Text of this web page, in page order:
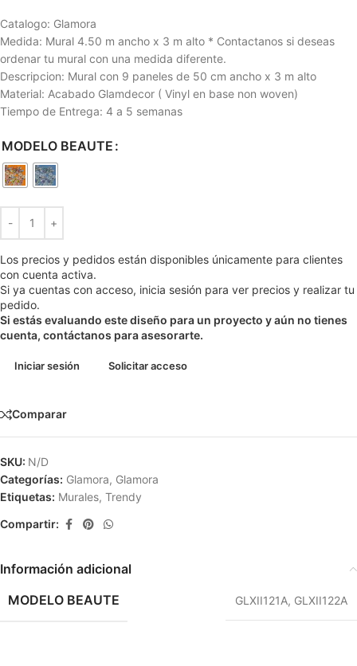
Catalogo: Glamora
Medida: Mural 4.50 m ancho x 3 m alto * Contactanos si deseas
ordenar tu mural con una medida diferente.
Descripcion: Mural con 9 paneles de 50 cm ancho x 3 m alto
Material: Acabado Glamdecor ( Vinyl en base non woven)
Tiempo de Entrega: 4 a 5 semanas
MODELO BEAUTE
Los precios y pedidos están disponibles únicamente para clientes
con cuenta activa.
Si ya cuentas con acceso, inicia sesión para ver precios y realizar tu
pedido.
Si estás evaluando este diseño para un proyecto y aún no tienes
cuenta, contáctanos para asesorarte.
Iniciar sesión Solicitar acceso
Comparar
SKU: N/D
Categorías: Glamora, Glamora
Etiquetas: Murales, Trendy
Compartir:
Información adicional
MODELO BEAUTE
GLXII121A, GLXII122A